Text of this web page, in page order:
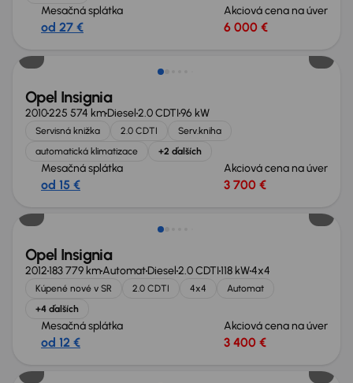
Mesačná splátka
od 27 €
Akciová cena na úver
6 000 €
Opel Insignia
2010225 574 kmDiesel2.0 CDTI96 kW
Servisná knižka 2.0 CDTI
Serv.kniha
automatická klimatizace
+2 ďalších
Mesačná splátka
od 15 €
Akciová cena na úver
3 700 €
Zlacnené o 1 300 €
Opel Insignia
2012183 779 kmAutomatDiesel2.0 CDTI118 kW4x4
Kúpené nové v SR 2.0 CDTI 4x4
Automat
+4 ďalších
Mesačná splátka
od 12 €
Akciová cena na úver
3 400 €